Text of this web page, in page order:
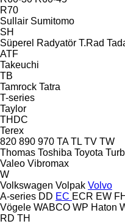
R70
Sullair Sumitomo
SH
Süperel Radyatör T.Rad
ATF
Takeuchi
TB
Tamrock Tatra
T-series
Taylor
THDC
Terex
820 890 970 TA TL TV TW
Thomas Toshiba Toyota
Valeo Vibromax
W
Volkswagen Volpak Volvo
A-series DD EC ECR EW FH
Vögele WABCO WP Haton
RD TH